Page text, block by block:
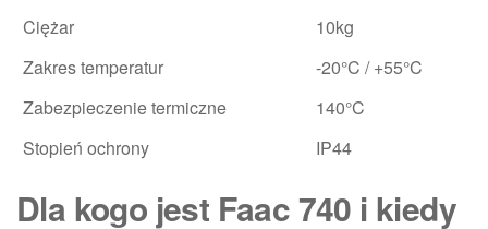
Ciężar
10kg
Zakres temperatur
-20°C / +55°C
Zabezpieczenie termiczne
140°C
Stopień ochrony
IP44
Dla kogo jest Faac 740 i kiedy